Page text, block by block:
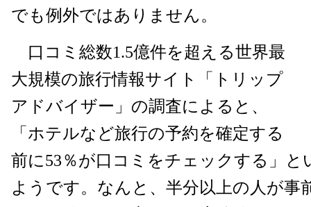
でも例外ではありません。
口コミ総数1.5億件を超える世界最
大規模の旅行情報サイト「トリップ
アドバイザー」の調査によると、
「ホテルなど旅行の予約を確定する
前に53％が口コミをチェックする」と
ようです。なんと、半分以上の人が事